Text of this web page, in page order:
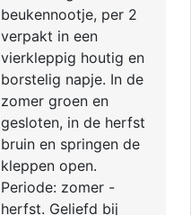
beukennootje, per 2
verpakt in een
vierkleppig houtig en
borstelig napje. In de
zomer groen en
gesloten, in de herfst
bruin en springen de
kleppen open.
Periode: zomer -
herfst. Geliefd bij